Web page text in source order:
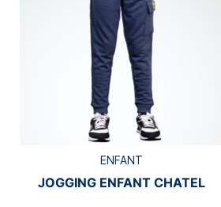
ENFANT
JOGGING ENFANT CHATEL